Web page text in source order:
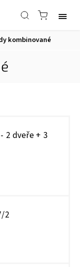
kombinované
2 dveře + 3
2